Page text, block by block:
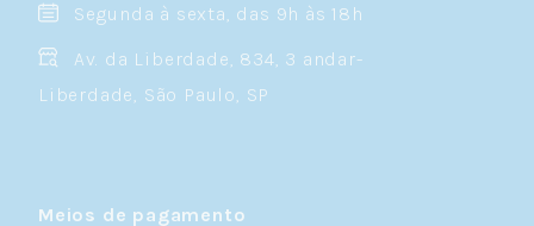
Segunda à sexta, das 9h às 18h
Av. da Liberdade, 834, 3 andar-
Liberdade, São Paulo, SP
Meios de pagamento